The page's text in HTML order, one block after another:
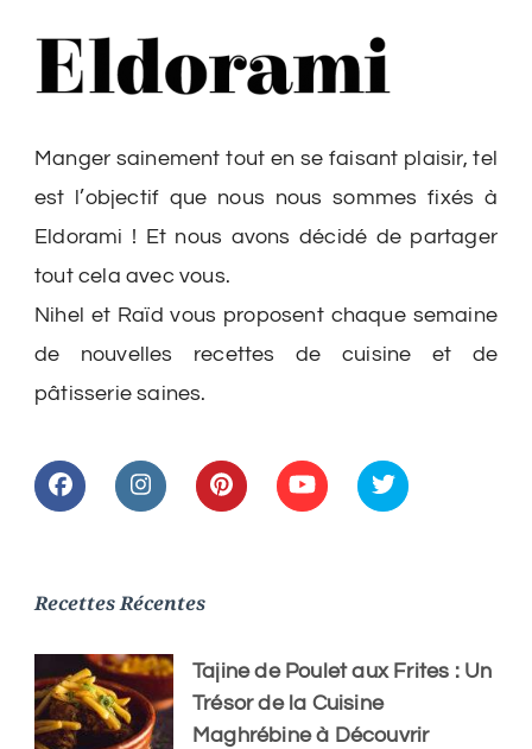
Manger sainement tout en se faisant plaisir, tel
est l’objectif que nous nous sommes fixés à
Eldorami ! Et nous avons décidé de partager
tout cela avec vous.
Nihel et Raïd vous proposent chaque semaine
de nouvelles recettes de cuisine et de
pâtisserie saines.
Recettes Récentes
Tajine de Poulet aux Frites : Un
Trésor de la Cuisine
Maghrébine à Découvrir